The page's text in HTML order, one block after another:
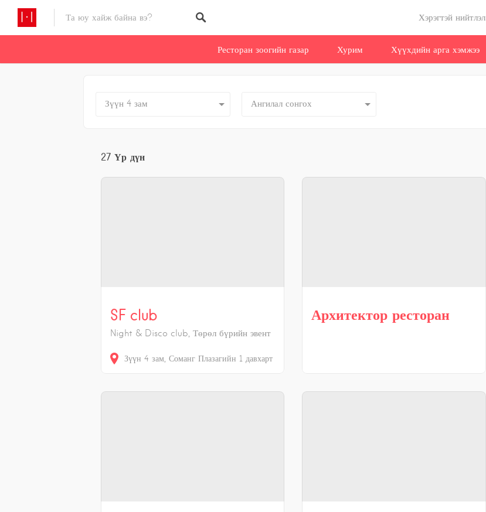
Хэрэгтэй нийтлэл
Ресторан зоогийн газар Хурим Хүүхдийн арга хэмжээ
Зүүн 4 зам Ангилал сонгох
27 Үр дүн
SF club
Night & Disco club, Төрөл бүрийн эвент
Зүүн 4 зам, Соманг Плазагийн 1 давхарт
Архитектор ресторан